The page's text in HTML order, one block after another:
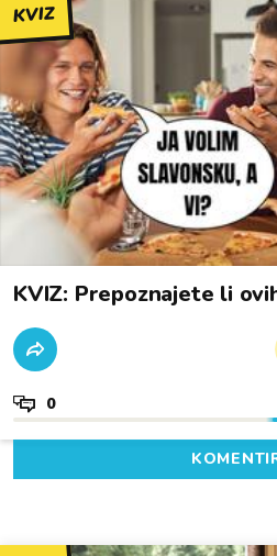
KVIZ
KVIZ: Prepoznajete li
0